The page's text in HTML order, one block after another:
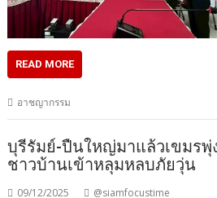
READ MORE
อาชญากรรม
บุรีรัมย์-ปืนใหญ่มาแล้วเขมรพุ่
ชาวบ้านเข้าหลุมหลบภัยวุ่น
09/12/2025 @siamfocustime